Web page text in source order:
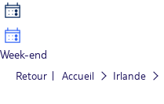
Week-end
Retour Accueil Irlande